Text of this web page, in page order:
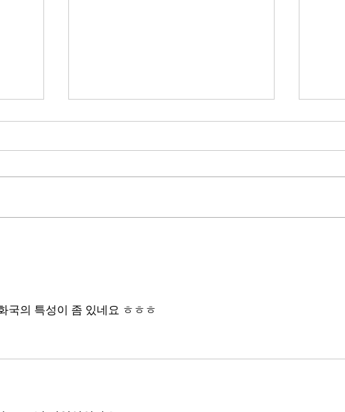
무엇이 AI 강국인가
정부가 AI G3를 외치고 있다. 미
거다. 그런데 AI 강국이 뭔지부터
중
서론
는
국의 특성이 좀 있네요 ㅎㅎㅎ